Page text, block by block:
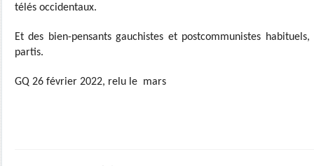
télés occidentaux.
Et des bien-pensants gauchistes et postcommunistes
partis.
GQ 26 février 2022, relu le mars